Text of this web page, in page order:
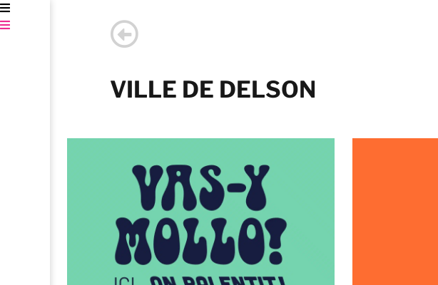
VILLE DE DELSON